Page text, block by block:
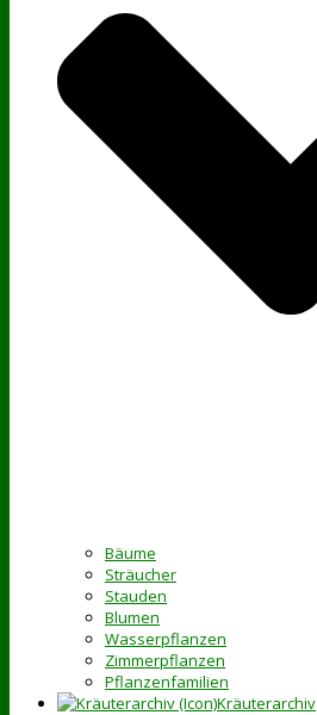
Bäume
Sträucher
Stauden
Blumen
Wasserpflanzen
Zimmerpflanzen
Pflanzenfamilien
Kräuterarchiv